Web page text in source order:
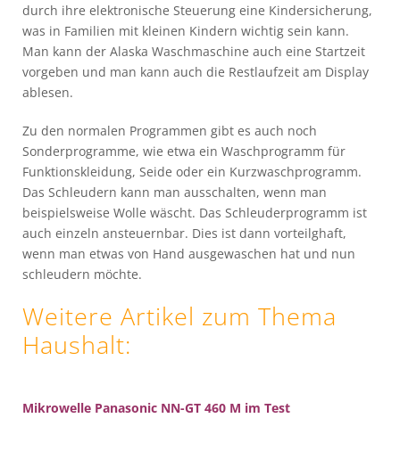
durch ihre elektronische Steuerung eine Kindersicherung,
was in Familien mit kleinen Kindern wichtig sein kann.
Man kann der Alaska Waschmaschine auch eine Startzeit
vorgeben und man kann auch die Restlaufzeit am Display
ablesen.
Zu den normalen Programmen gibt es auch noch
Sonderprogramme, wie etwa ein Waschprogramm für
Funktionskleidung, Seide oder ein Kurzwaschprogramm.
Das Schleudern kann man ausschalten, wenn man
beispielsweise Wolle wäscht. Das Schleuderprogramm ist
auch einzeln ansteuernbar. Dies ist dann vorteilghaft,
wenn man etwas von Hand ausgewaschen hat und nun
schleudern möchte.
Weitere Artikel zum Thema
Haushalt:
Mikrowelle Panasonic NN-GT 460 M im Test